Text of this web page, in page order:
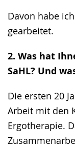
Davon habe
gearbeitet.
2. Was hat
SaHL? Und
Die ersten 20
Arbeit mit den
Ergotherapie.